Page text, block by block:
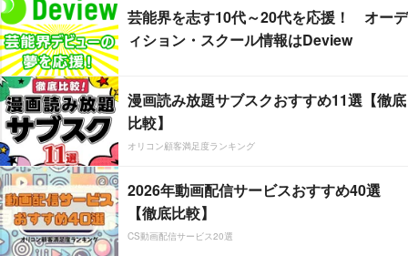
芸能界を志す10代～20代を応援！ オーデ
ィション・スクール情報はDeview
漫画読み放題サブスクおすすめ11選【徹底
比較】
オリコン顧客満足度ランキング
2026年動画配信サービスおすすめ40選
【徹底比較】
CS動画配信サービス20選